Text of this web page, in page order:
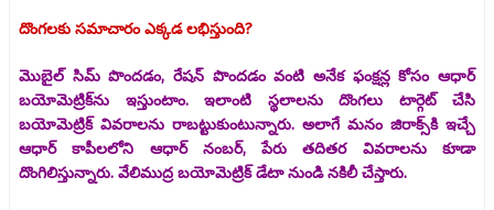
దొంగలకు సమాచారం ఎక్కడ లభిస్తుంది?
మొబైల్ సిమ్ పొందడం, రేషన్ పొందడం వంటి అనేక ఫంక్షన్ల కోసం ఆధార్
బయోమెట్రిక్‌ను ఇస్తుంటాం. ఇలాంటి స్థలాలను దొంగలు టార్గెట్ చేసి
బయోమెట్రిక్ వివరాలను రాబట్టుకుంటున్నారు. అలాగే మనం జిరాక్స్‌కి ఇచ్చే
ఆధార్ కాపీలలోని ఆధార్ నంబర్, పేరు తదితర వివరాలను కూడా
దొంగిలిస్తున్నారు. వేలిముద్ర బయోమెట్రిక్ డేటా నుండి నకిలీ చేస్తారు.